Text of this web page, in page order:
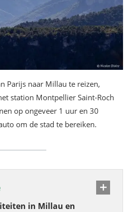
Parijs naar Millau te reizen,
station Montpellier Saint-Roch
op ongeveer 1 uur en 30
om de stad te bereiken.
in Millau en